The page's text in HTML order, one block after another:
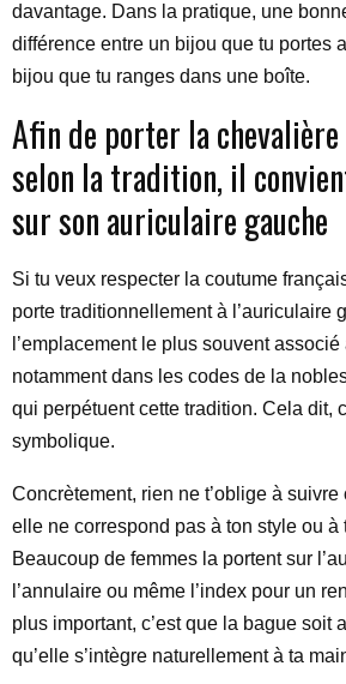
davantage. Dans la pratique, une
différence entre un bijou que tu portes
bijou que tu ranges dans une boîte.
Afin de porter la
selon la tradition, il
sur son auriculaire gauche
Si tu veux respecter la coutume
porte traditionnellement à l’auriculaire
l’emplacement le plus souvent associé
notamment dans les codes de la
qui perpétuent cette tradition. Cela dit,
symbolique.
Concrètement, rien ne t’oblige à
elle ne correspond pas à ton style ou à
Beaucoup de femmes la portent sur
l’annulaire ou même l’index pour un
plus important, c’est que la bague soit
qu’elle s’intègre naturellement à ta